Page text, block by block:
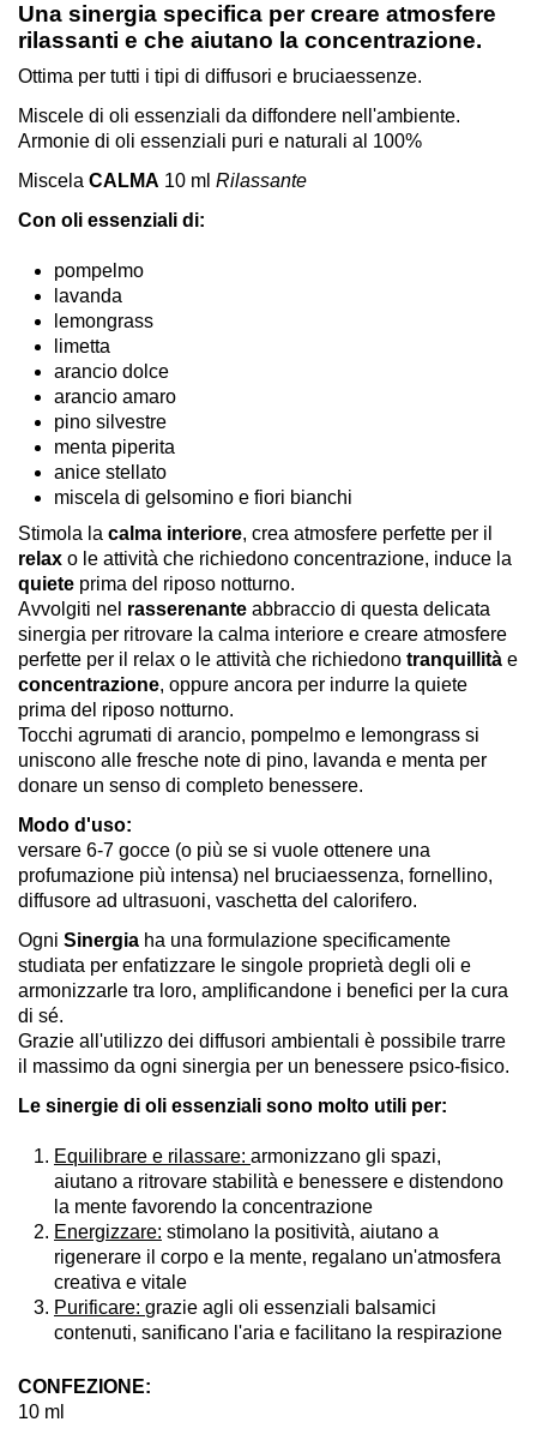
Una sinergia specifica per creare atmosfere
rilassanti e che aiutano la concentrazione.
Ottima per tutti i tipi di diffusori e bruciaessenze.
Miscele di oli essenziali da diffondere nell'ambiente.
Armonie di oli essenziali puri e naturali al 100%
Miscela CALMA 10 ml Rilassante
Con oli essenziali di:
pompelmo
lavanda
lemongrass
limetta
arancio dolce
arancio amaro
pino silvestre
menta piperita
anice stellato
miscela di gelsomino e fiori bianchi
Stimola la calma interiore, crea atmosfere perfette per il
relax o le attività che richiedono concentrazione, induce la
quiete prima del riposo notturno.
Avvolgiti nel rasserenante abbraccio di questa delicata
sinergia per ritrovare la calma interiore e creare atmosfere
perfette per il relax o le attività che richiedono tranquillità e
concentrazione, oppure ancora per indurre la quiete
prima del riposo notturno.
Tocchi agrumati di arancio, pompelmo e lemongrass si
uniscono alle fresche note di pino, lavanda e menta per
donare un senso di completo benessere.
Modo d'uso:
versare 6-7 gocce (o più se si vuole ottenere una
profumazione più intensa) nel bruciaessenza, fornellino,
diffusore ad ultrasuoni, vaschetta del calorifero.
Ogni Sinergia ha una formulazione specificamente
studiata per enfatizzare le singole proprietà degli oli e
armonizzarle tra loro, amplificandone i benefici per la cura
di sé.
Grazie all'utilizzo dei diffusori ambientali è possibile trarre
il massimo da ogni sinergia per un benessere psico-fisico.
Le sinergie di oli essenziali sono molto utili per:
Equilibrare e rilassare: armonizzano gli spazi,
aiutano a ritrovare stabilità e benessere e distendono
la mente favorendo la concentrazione
Energizzare: stimolano la positività, aiutano a
rigenerare il corpo e la mente, regalano un'atmosfera
creativa e vitale
Purificare: grazie agli oli essenziali balsamici
contenuti, sanificano l'aria e facilitano la respirazione
CONFEZIONE:
10 ml